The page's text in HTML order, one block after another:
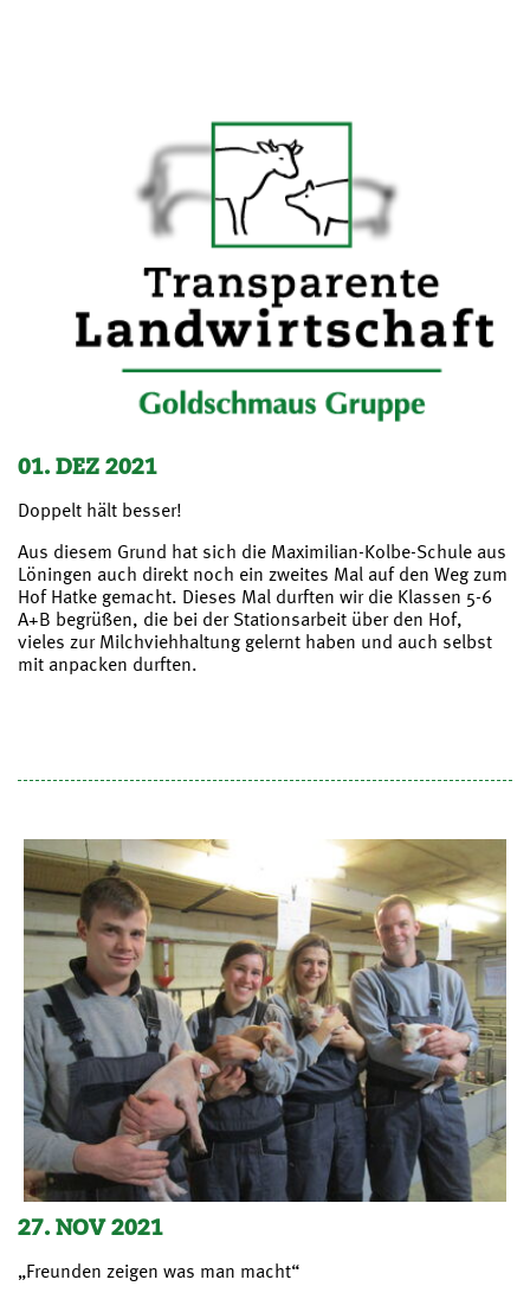
01. DEZ 2021
Doppelt hält besser!
Aus diesem Grund hat sich die Maximilian-Kolbe-Schule aus
Löningen auch direkt noch ein zweites Mal auf den Weg zum
Hof Hatke gemacht. Dieses Mal durften wir die Klassen 5-6
A+B begrüßen, die bei der Stationsarbeit über den Hof,
vieles zur Milchviehhaltung gelernt haben und auch selbst
mit anpacken durften.
27. NOV 2021
„Freunden zeigen was man macht“